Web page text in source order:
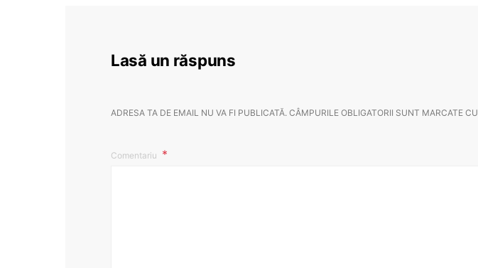
Lasă un răspuns
ADRESA TA DE EMAIL NU VA FI PUBLICATĂ. CÂMPURILE OBLIGATORII SUNT MARCATE CU
Comentariu